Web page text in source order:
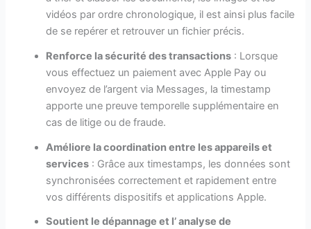
vidéos par ordre chronologique, il est ainsi plus facile
de se repérer et retrouver un fichier précis.
Renforce la sécurité des transactions : Lorsque
vous effectuez un paiement avec Apple Pay ou
envoyez de l’argent via Messages, la timestamp
apporte une preuve temporelle supplémentaire en
cas de litige ou de fraude.
Améliore la coordination entre les appareils et
services : Grâce aux timestamps, les données sont
synchronisées correctement et rapidement entre
vos différents dispositifs et applications Apple.
Soutient le dépannage et l’ analyse de